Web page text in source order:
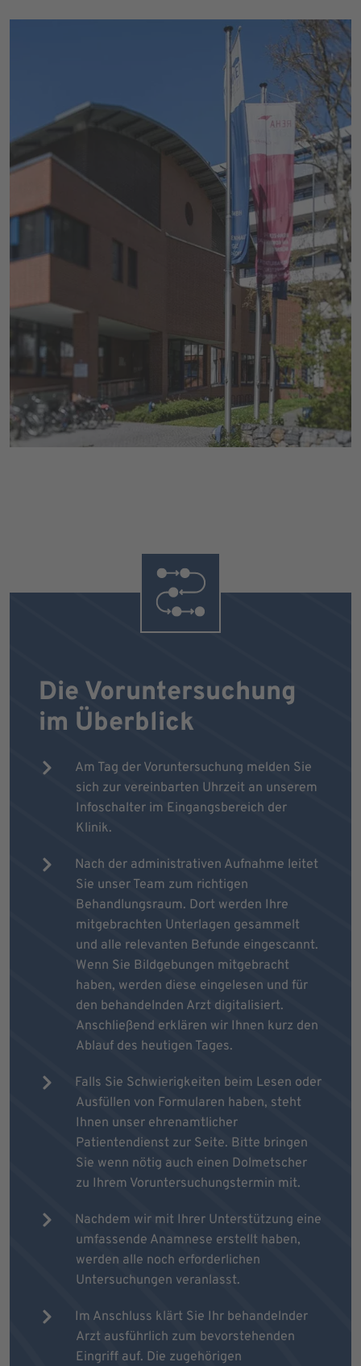
Die Voruntersuchung
im Überblick
Am Tag der Voruntersuchung melden Sie
sich zur vereinbarten Uhrzeit an unserem
Infoschalter im Eingangsbereich der
Klinik.
Nach der administrativen Aufnahme leitet
Sie unser Team zum richtigen
Behandlungsraum. Dort werden Ihre
mitgebrachten Unterlagen gesammelt
und alle relevanten Befunde eingescannt.
Wenn Sie Bildgebungen mitgebracht
haben, werden diese eingelesen und für
den behandelnden Arzt digitalisiert.
Anschließend erklären wir Ihnen kurz den
Ablauf des heutigen Tages.
Falls Sie Schwierigkeiten beim Lesen oder
Ausfüllen von Formularen haben, steht
Ihnen unser ehrenamtlicher
Patientendienst zur Seite. Bitte bringen
Sie wenn nötig auch einen Dolmetscher
zu Ihrem Voruntersuchungstermin mit.
Nachdem wir mit Ihrer Unterstützung eine
umfassende Anamnese erstellt haben,
werden alle noch erforderlichen
Untersuchungen veranlasst.
Im Anschluss klärt Sie Ihr behandelnder
Arzt ausführlich zum bevorstehenden
Eingriff auf. Die zugehörigen